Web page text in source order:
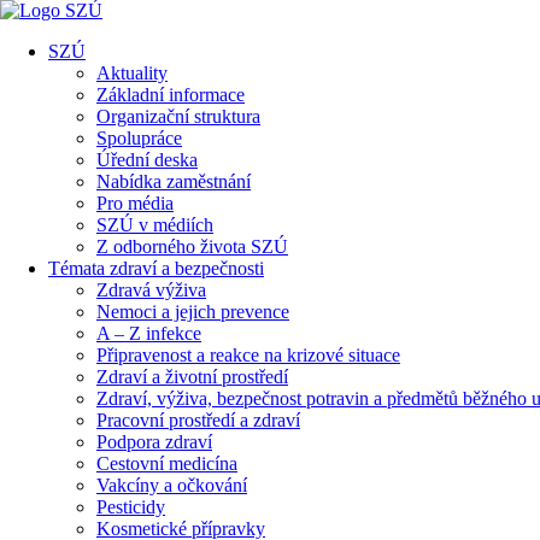
SZÚ
Aktuality
Základní informace
Organizační struktura
Spolupráce
Úřední deska
Nabídka zaměstnání
Pro média
SZÚ v médiích
Z odborného života SZÚ
Témata zdraví a bezpečnosti
Zdravá výživa
Nemoci a jejich prevence
A – Z infekce
Připravenost a reakce na krizové situace
Zdraví a životní prostředí
Zdraví, výživa, bezpečnost potravin a předmětů běžného
Pracovní prostředí a zdraví
Podpora zdraví
Cestovní medicína
Vakcíny a očkování
Pesticidy
Kosmetické přípravky